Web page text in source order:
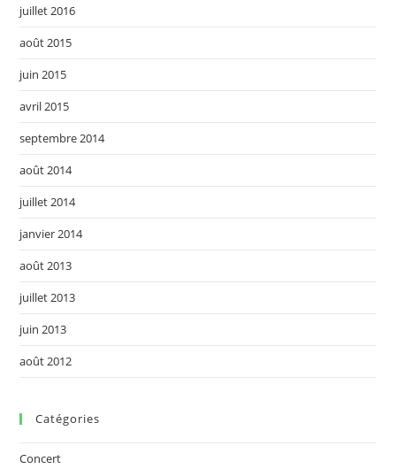
juillet 2016
août 2015
juin 2015
avril 2015
septembre 2014
août 2014
juillet 2014
janvier 2014
août 2013
juillet 2013
juin 2013
août 2012
Catégories
Concert